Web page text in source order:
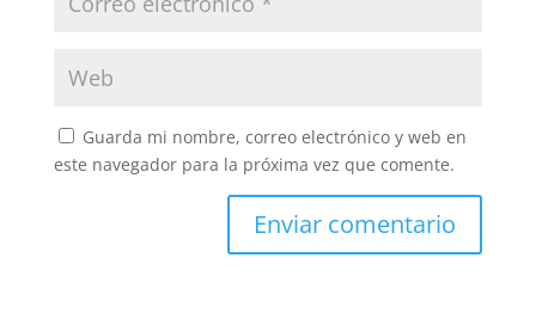
Guarda mi nombre, correo electrónico y web en
este navegador para la próxima vez que comente.